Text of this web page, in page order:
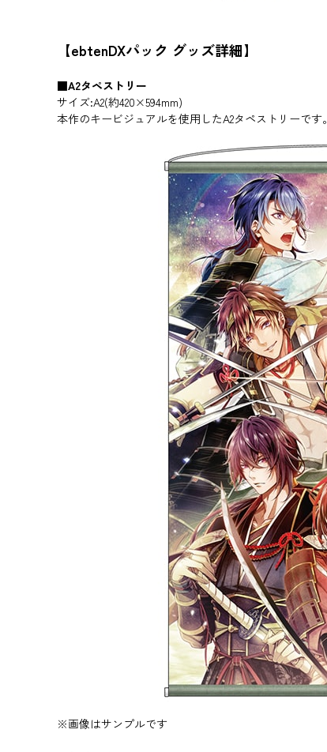
【ebtenDXパック グッズ詳細】
■A2タペストリー
サイズ:A2(約420×594mm)
本作のキービジュアルを使用したA2タペストリーです。
※画像はサンプルです